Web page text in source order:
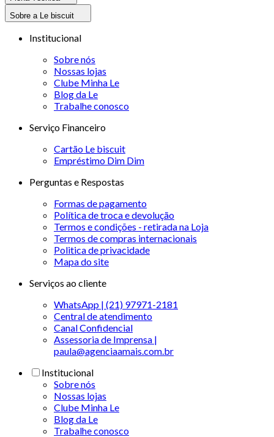
Sobre a Le biscuit
Institucional
Sobre nós
Nossas lojas
Clube Minha Le
Blog da Le
Trabalhe conosco
Serviço Financeiro
Cartão Le biscuit
Empréstimo Dim Dim
Perguntas e Respostas
Formas de pagamento
Política de troca e devolução
Termos e condições - retirada na Loja
Termos de compras internacionais
Politica de privacidade
Mapa do site
Serviços ao cliente
WhatsApp | (21) 97971-2181
Central de atendimento
Canal Confidencial
Assessoria de Imprensa |
paula@agenciaamais.com.br
Institucional
Sobre nós
Nossas lojas
Clube Minha Le
Blog da Le
Trabalhe conosco